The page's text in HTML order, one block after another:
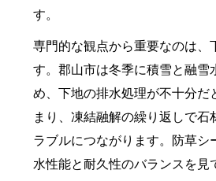
す。
専門的な観点から重要なのは、
す。郡山市は冬季に積雪と融雪
め、下地の排水処理が不十分だ
まり、凍結融解の繰り返しで石
ラブルにつながります。防草シ
水性能と耐久性のバランスを見